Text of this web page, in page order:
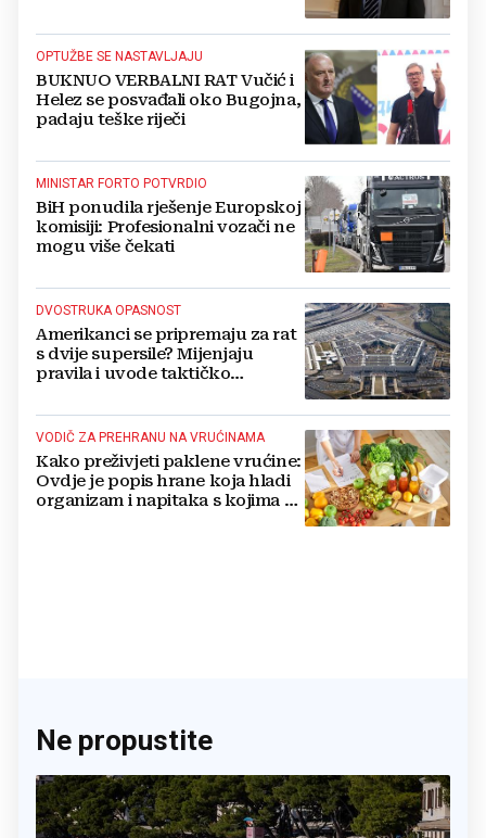
OPTUŽBE SE NASTAVLJAJU
BUKNUO VERBALNI RAT Vučić i
Helez se posvađali oko Bugojna,
padaju teške riječi
MINISTAR FORTO POTVRDIO
BiH ponudila rješenje Europskoj
komisiji: Profesionalni vozači ne
mogu više čekati
DVOSTRUKA OPASNOST
Amerikanci se pripremaju za rat
s dvije supersile? Mijenjaju
pravila i uvode taktičko
VODIČ ZA PREHRANU NA VRUĆINAMA
Kako preživjeti paklene vrućine:
Ovdje je popis hrane koja hladi
organizam i napitaka s kojima si
Ne propustite